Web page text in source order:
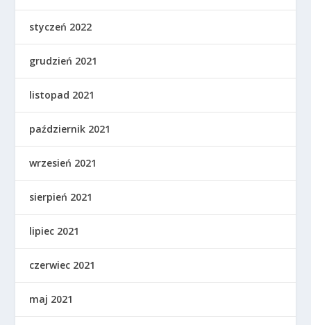
styczeń 2022
grudzień 2021
listopad 2021
październik 2021
wrzesień 2021
sierpień 2021
lipiec 2021
czerwiec 2021
maj 2021